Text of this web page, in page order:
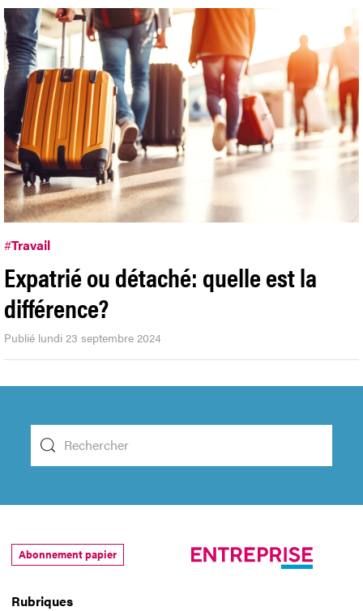
#Travail
Expatrié ou détaché: quelle est la
différence?
Publié lundi 23 septembre 2024
Rubriques
Abonnement papier